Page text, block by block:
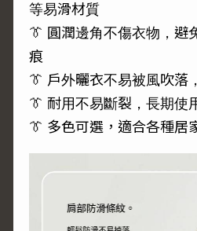
等易滑材質
👔 圓潤邊角不傷衣物，避
痕
👔 戶外曬衣不易被風吹落
👔 耐用不易斷裂，長期使
👔 多色可選，適合各種居